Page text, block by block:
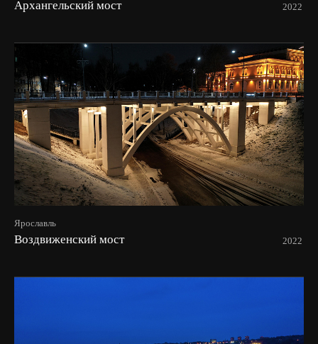
Архангельский мост 2022
Ярославль
Воздвиженский мост 2022